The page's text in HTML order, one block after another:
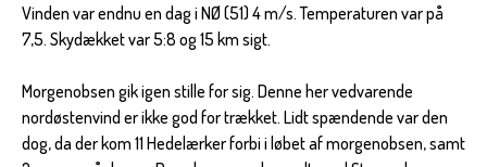
Vinden var endnu en dag i NØ (51) 4 m/s. Temperaturen var på
7,5. Skydækket var 5:8 og 15 km sigt.
Morgenobsen gik igen stille for sig. Denne her vedvarende
nordøstenvind er ikke god for trækket. Lidt spændende var den
dog, da der kom 11 Hedelærker forbi i løbet af morgenobsen, samt